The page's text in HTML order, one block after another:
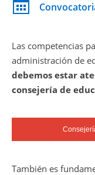
Las competencias
administración de
debemos estar
consejería de
También es